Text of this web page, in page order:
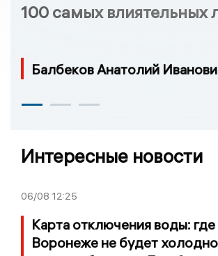
100 самых влиятельных
Балбеков Анатолий
Интересные новости
06/08 12:25
Карта отключения воды: где
Воронеже не будет